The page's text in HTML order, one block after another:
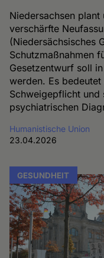
Niedersachsen
verschärfte
(Niedersächsisches
Schutzmaßnahmen
Gesetzentwurf soll
werden. Es
Schweigepflicht und
psychiatrischen
Humanistische Union
23.04.2026
GESUNDHEIT